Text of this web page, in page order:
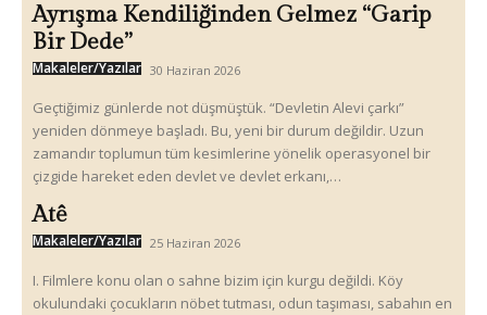
Ayrışma Kendiliğinden Gelmez “Garip
Bir Dede”
Makaleler/Yazılar 30 Haziran 2026
Geçtiğimiz günlerde not düşmüştük. “Devletin Alevi çarkı”
yeniden dönmeye başladı. Bu, yeni bir durum değildir. Uzun
zamandır toplumun tüm kesimlerine yönelik operasyonel bir
çizgide hareket eden devlet ve devlet erkanı,…
Atê
Makaleler/Yazılar 25 Haziran 2026
I. Filmlere konu olan o sahne bizim için kurgu değildi. Köy
okulundaki çocukların nöbet tutması, odun taşıması, sabahın en